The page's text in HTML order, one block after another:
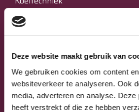
Deze website maakt gebruik van
We gebruiken cookies om content
websiteverkeer te analyseren. Ook
media, adverteren en analyse.
heeft verstrekt of die ze hebben
Bakkerijmachines
IJssalons
Verkoopautomaten
Occasions
Algemeen
Algemene verkoop-, leverings- en